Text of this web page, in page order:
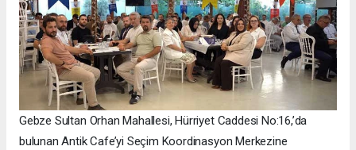
Gebze Sultan Orhan Mahallesi, Hürriyet Caddesi No:16,’da
bulunan Antik Cafe’yi Seçim Koordinasyon Merkezine